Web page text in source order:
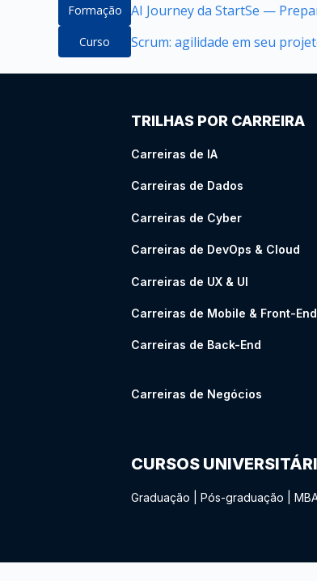
Formação AI Journey da StartSe —
Curso Scrum: agilidade em seu
TRILHAS POR CARREIRA
Carreiras de IA
Carreiras de Dados
Carreiras de Cyber
Carreiras de DevOps & Cloud
Carreiras de UX & UI
Carreiras de Mobile & Front-End
Carreiras de Back-End
Carreiras de Negócios
CURSOS
Graduação Pós-graduação